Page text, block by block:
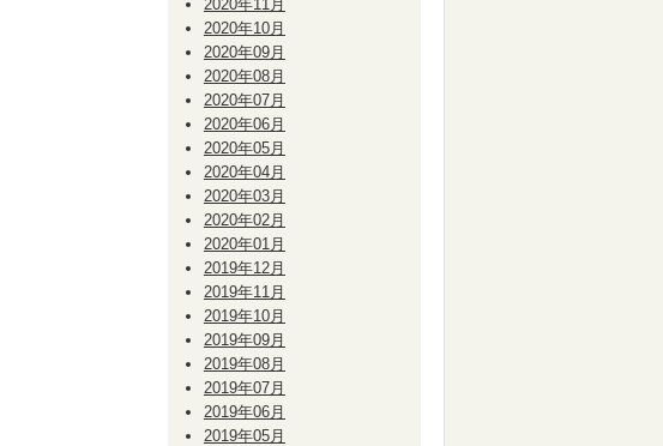
2020年11月
2020年10月
2020年09月
2020年08月
2020年07月
2020年06月
2020年05月
2020年04月
2020年03月
2020年02月
2020年01月
2019年12月
2019年11月
2019年10月
2019年09月
2019年08月
2019年07月
2019年06月
2019年05月